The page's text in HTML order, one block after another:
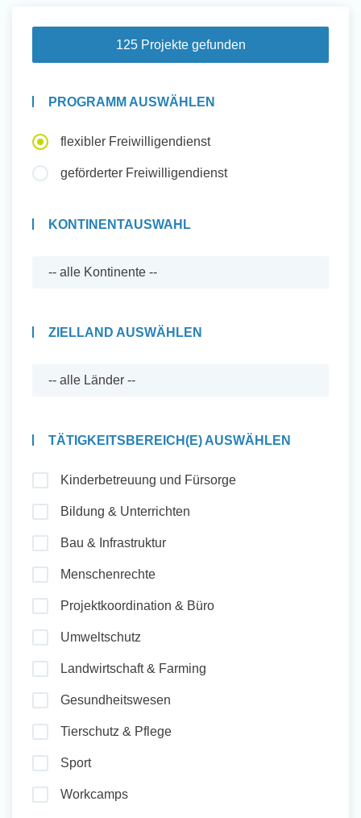
Auslandserfahrung Sammeln
und Sozial Engagieren
Initiativbewerbung
Auslandserfahrung Sammeln
Initiativbewerbung
125 Projekte gefunden
PROGRAMM AUSWÄHLEN
flexibler Freiwilligendienst
geförderter Freiwilligendienst
KONTINENTAUSWAHL
ZIELLAND AUSWÄHLEN
TÄTIGKEITSBEREICH(E) AUSWÄHLEN
Kinderbetreuung und Fürsorge
Bildung & Unterrichten
Bau & Infrastruktur
Menschenrechte
Projektkoordination & Büro
Umweltschutz
Landwirtschaft & Farming
Gesundheitswesen
Tierschutz & Pflege
Sport
Workcamps